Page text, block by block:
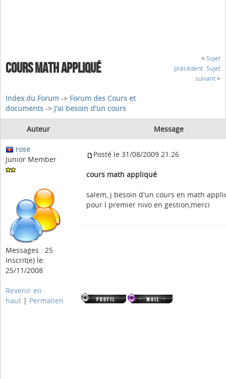
COURS MATH APPLIQUÉ
< Sujet
précédent Sujet
suivant >
Index du Forum -> Forum des Cours et
documents -> J'ai besoin d'un cours
Auteur Message
rose
Junior Member
Messages : 25
Inscrit(e) le:
25/11/2008
Posté le 31/08/2009 21:26
cours math appliqué
salem, j besoin d'un cours en math
pour l premier nivo en gestion,merci
Revenir en
haut | Permalien